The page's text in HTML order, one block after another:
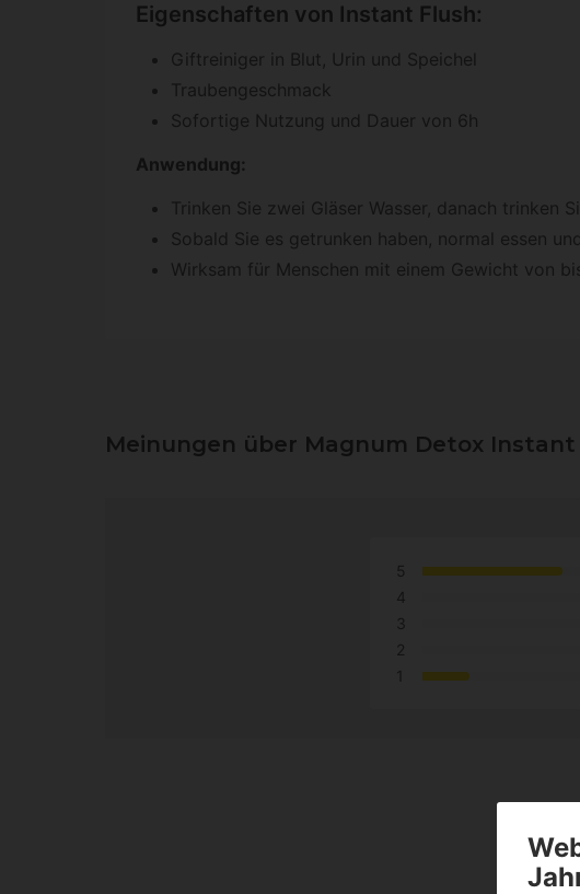
Eigenschaften von Instant Flush:
Giftreiniger in Blut, Urin und Speichel
Traubengeschmack
Sofortige Nutzung und Dauer von 6h
Anwendung:
Trinken Sie zwei Gläser Wasser, danach trinken
Sobald Sie es getrunken haben, normal essen
Wirksam für Menschen mit einem Gewicht von
Meinungen über Magnum Detox Instant
5
4
3
2
1